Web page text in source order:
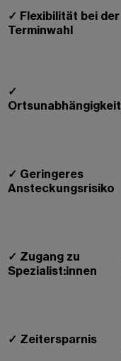
✓ Flexibilität bei der
Terminwahl
✓
Ortsunabhängigkeit
✓ Geringeres
Ansteckungsrisiko
✓ Zugang zu
Spezialist:innen
✓ Zeitersparnis